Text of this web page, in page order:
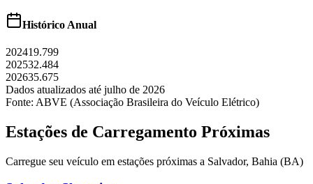
Histórico Anual
202419.799
202532.484
202635.675
Dados atualizados até julho de 2026
Fonte: ABVE (Associação Brasileira do Veículo Elétrico)
Estações de Carregamento Próximas
Carregue seu veículo em estações próximas a Salvador, Bahia (BA)